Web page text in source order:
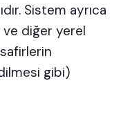
Sistem ayrıca
ve diğer yerel
gibi)